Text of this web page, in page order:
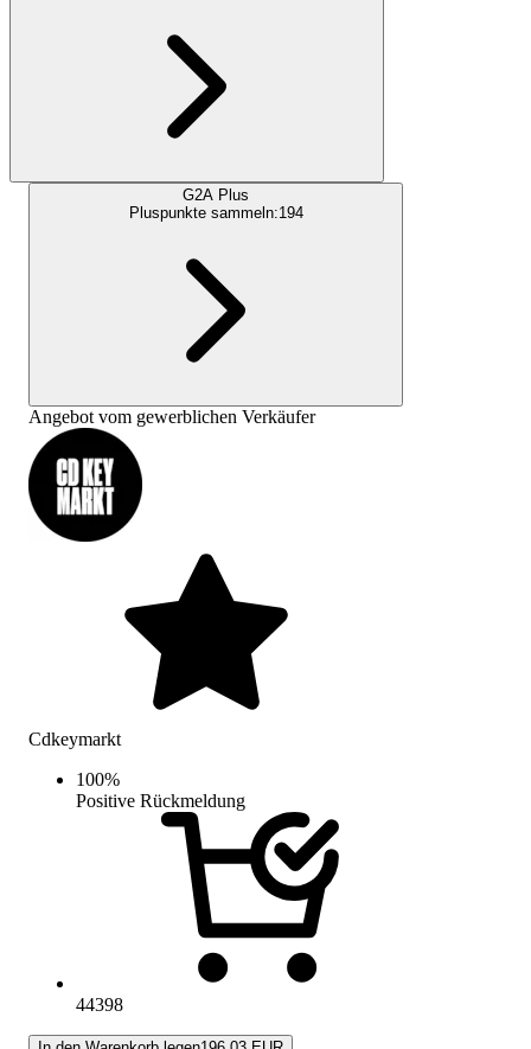
G2A Plus
Pluspunkte sammeln:194
Angebot vom gewerblichen Verkäufer
Cdkeymarkt
100%
Positive Rückmeldung
44398